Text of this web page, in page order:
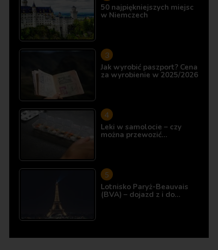
50 najpiękniejszych miejsc
w Niemczech
Jak wyrobić paszport? Cena
za wyrobienie w 2025/2026
Leki w samolocie – czy
można przewozić…
Lotnisko Paryż-Beauvais
(BVA) – dojazd z i do…